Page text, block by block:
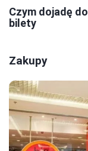
Czym dojadę
bilety
Zakupy